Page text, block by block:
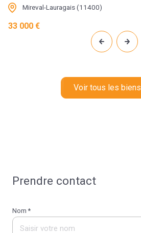
Mireval-Lauragais (11400)
33 000 €
Voir tous les biens
Prendre contact
Nom *